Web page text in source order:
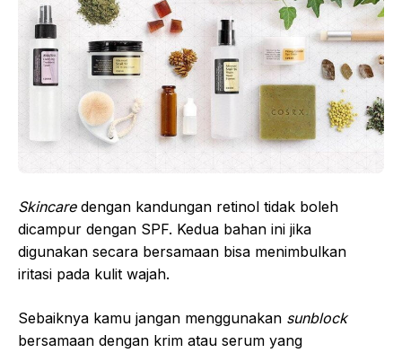
Skincaredengan kandungan retinol tidak boleh
dicampur dengan SPF. Kedua bahan ini jika
digunakan secara bersamaan bisa menimbulkan
iritasi pada kulit wajah.
Sebaiknya kamu jangan menggunakan sunblock
bersamaan dengan krim atau serum yang